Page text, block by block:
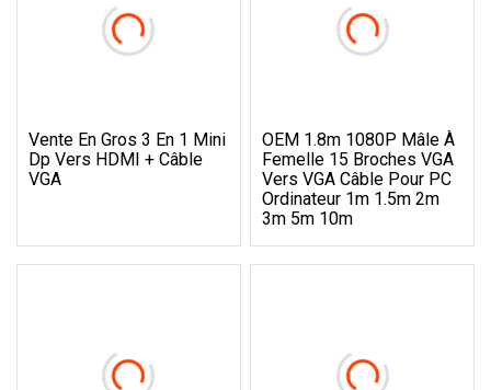
Vente En Gros 3 En 1 Mini
Dp Vers HDMI + Câble
VGA
OEM 1.8m 1080P Mâle À
Femelle 15 Broches VGA
Vers VGA Câble Pour PC
Ordinateur 1m 1.5m 2m
3m 5m 10m